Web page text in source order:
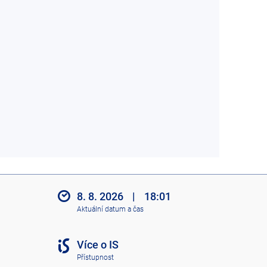
8. 8. 2026 | 18:01
Aktuální datum a čas
Více o IS
Přístupnost